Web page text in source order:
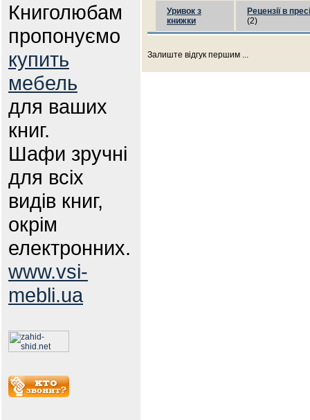
Книголюбам
пропонуємо
купить
мебель
для ваших
книг.
Шафи зручні
для всіх
видів книг,
окрім
електронних.
www.vsi-
mebli.ua
Уривок з
книжки
Рецензії в пресі
(2)
Залиште відгук першим ...